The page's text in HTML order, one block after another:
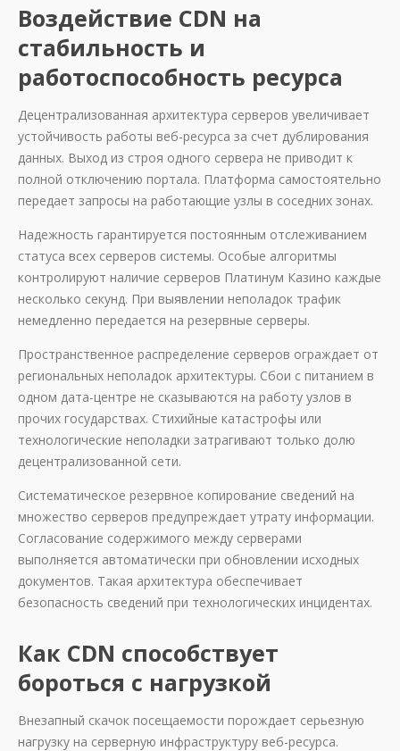
Воздействие CDN на
стабильность и
работоспособность ресурса
Децентрализованная архитектура серверов увеличивает
устойчивость работы веб-ресурса за счет дублирования
данных. Выход из строя одного сервера не приводит к
полной отключению портала. Платформа самостоятельно
передает запросы на работающие узлы в соседних зонах.
Надежность гарантируется постоянным отслеживанием
статуса всех серверов системы. Особые алгоритмы
контролируют наличие серверов Платинум Казино каждые
несколько секунд. При выявлении неполадок трафик
немедленно передается на резервные серверы.
Пространственное распределение серверов ограждает от
региональных неполадок архитектуры. Сбои с питанием в
одном дата-центре не сказываются на работу узлов в
прочих государствах. Стихийные катастрофы или
технологические неполадки затрагивают только долю
децентрализованной сети.
Систематическое резервное копирование сведений на
множество серверов предупреждает утрату информации.
Согласование содержимого между серверами
выполняется автоматически при обновлении исходных
документов. Такая архитектура обеспечивает
безопасность сведений при технологических инцидентах.
Как CDN способствует
бороться с нагрузкой
Внезапный скачок посещаемости порождает серьезную
нагрузку на серверную инфраструктуру веб-ресурса.